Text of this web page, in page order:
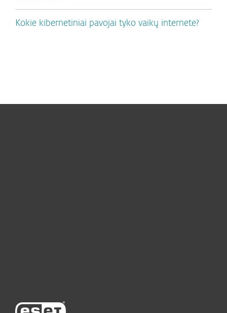
Kokie kibernetiniai pavojai tyko vaikų internete?